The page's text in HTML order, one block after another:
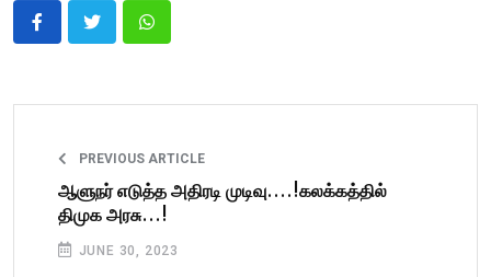
PREVIOUS ARTICLE
ஆளுநர் எடுத்த அதிரடி முடிவு....!கலக்கத்தில்
திமுக அரசு...!
JUNE 30, 2023